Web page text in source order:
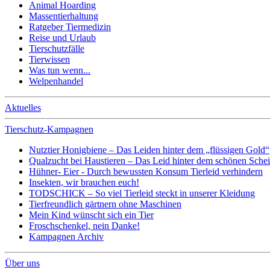
Animal Hoarding
Massentierhaltung
Ratgeber Tiermedizin
Reise und Urlaub
Tierschutzfälle
Tierwissen
Was tun wenn...
Welpenhandel
Aktuelles
Tierschutz-Kampagnen
Nutztier Honigbiene – Das Leiden hinter dem „flüssigen Gold“
Qualzucht bei Haustieren – Das Leid hinter dem schönen
Hühner- Eier - Durch bewussten Konsum Tierleid verhindern
Insekten, wir brauchen euch!
TODSCHICK – So viel Tierleid steckt in unserer Kleidung
Tierfreundlich gärtnern ohne Maschinen
Mein Kind wünscht sich ein Tier
Froschschenkel, nein Danke!
Kampagnen Archiv
Über uns